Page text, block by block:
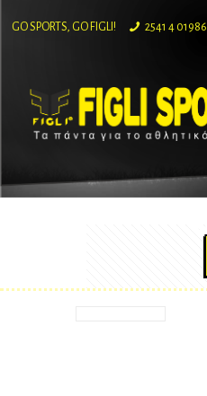
GO SPORTS, GO FIGLI! 2541 4 01986